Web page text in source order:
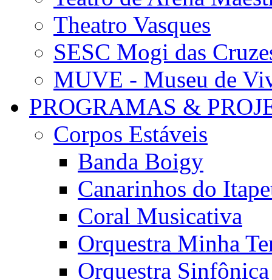
Theatro Vasques
SESC Mogi das
MUVE - Museu de
PROGRAMAS &
Corpos Estáveis
Banda Boigy
Canarinhos do
Coral Musicativa
Orquestra Minha
Orquestra